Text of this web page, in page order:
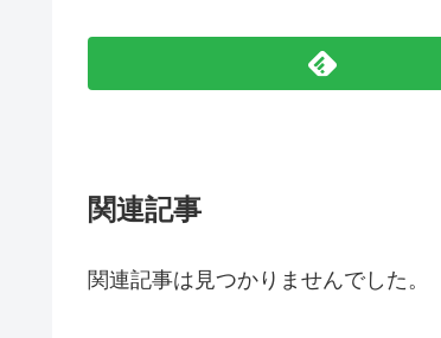
関連記事
関連記事は見つかりませんでした。